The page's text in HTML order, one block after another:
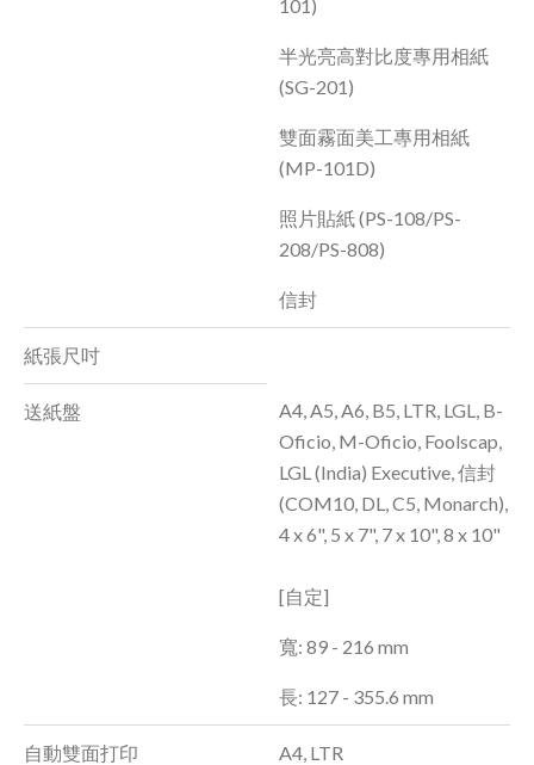
101)
半光亮高對比度專用相紙
(SG-201)
雙面霧面美工專用相紙
(MP-101D)
照片貼紙 (PS-108/PS-
208/PS-808)
信封
紙張尺吋
送紙盤
A4, A5, A6, B5, LTR, LGL, B-
Oficio, M-Oficio, Foolscap,
LGL (India) Executive, 信封
(COM10, DL, C5, Monarch),
4 x 6", 5 x 7", 7 x 10", 8 x 10"
[自定]
寬: 89 - 216 mm
長: 127 - 355.6 mm
自動雙面打印 A4, LTR